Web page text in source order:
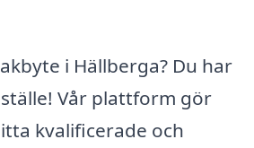
i Hällberga? Du har
Vår plattform gör
kvalificerade och